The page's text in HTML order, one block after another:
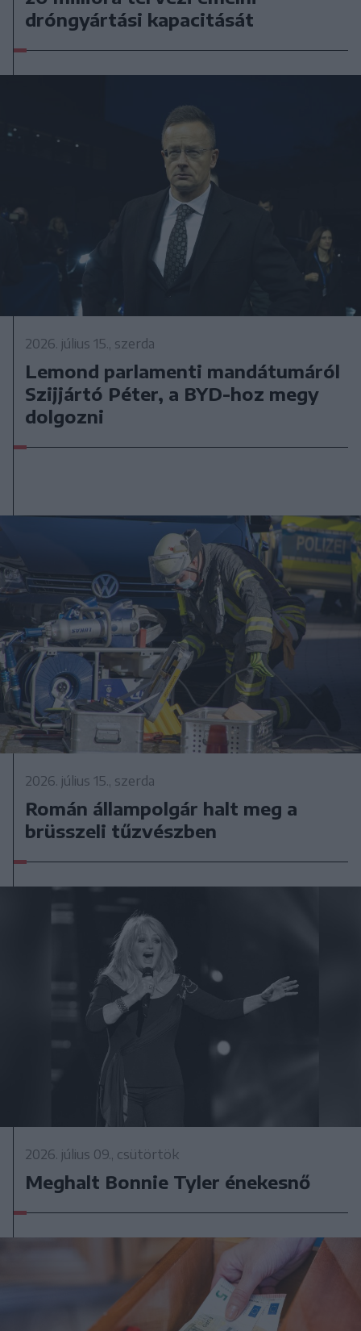
dróngyártási kapacitását
2026. július 15., szerda
Lemond parlamenti mandátumáról
Szijjártó Péter, a BYD-hoz megy
dolgozni
2026. július 15., szerda
Román állampolgár halt meg a
brüsszeli tűzvészben
2026. július 09., csütörtök
Meghalt Bonnie Tyler énekesnő